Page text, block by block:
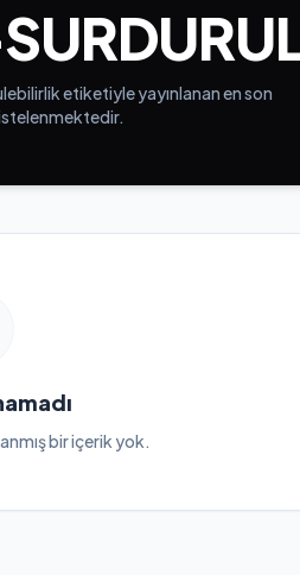
etiketiyle yayınlanan en son
bir içerik yok.